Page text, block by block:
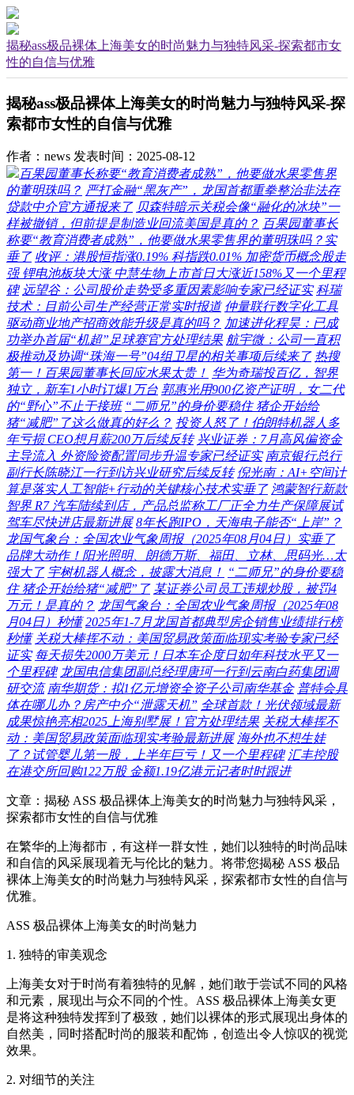
揭秘ass极品裸体上海美女的时尚魅力与独特风采-探索都市女
性的自信与优雅
揭秘ass极品裸体上海美女的时尚魅力与独特风采-探
索都市女性的自信与优雅
作者：news 发表时间：2025-08-12
百果园董事长称要“教育消费者成熟”，他要做水果零售界
的董明珠吗？ 严打金融“黑灰产”，龙国首都重拳整治非法存
贷款中介官方通报来了 贝森特暗示关税会像“融化的冰块”一
样被撤销，但前提是制造业回流美国是真的？ 百果园董事长
称要“教育消费者成熟”，他要做水果零售界的董明珠吗？实
垂了 收评：港股恒指涨0.19% 科指跌0.01% 加密货币概念股走
强 锂电池板块大涨 中慧生物上市首日大涨近158%又一个里程
碑 远望谷：公司股价走势受多重因素影响专家已经证实 科瑞
技术：目前公司生产经营正常实时报道 仲量联行数字化工具
驱动商业地产招商效能升级是真的吗？ 加速进化程昊：已成
功举办首届“机超”足球赛官方处理结果 航宇微：公司一直积
极推动及协调“珠海一号”04组卫星的相关事项后续来了 热搜
第一！百果园董事长回应水果太贵！ 华为奇瑞投百亿，智界
独立，新车1小时订爆1万台 郭惠光用900亿资产证明，女二代
的“野心”不止于接班 “二师兄”的身价要稳住 猪企开始给
猪“减肥”了这么做真的好么？ 投资人怒了！伯朗特机器人多
年亏损 CEO想月薪200万后续反转 兴业证券：7月高风偏资金
主导流入 外资险资配置同步升温专家已经证实 南京银行总行
副行长陈晓江一行到访兴业研究后续反转 倪光南：AI+空间计
算是落实人工智能+行动的关键核心技术实垂了 鸿蒙智行新款
智界 R7 汽车陆续到店，产品总监称工厂正全力生产保障展试
驾车尽快进店最新进展 8年长跑IPO，天海电子能否“上岸”？
龙国气象台：全国农业气象周报（2025年08月04日）实垂了
品牌大动作！阳光照明、朗德万斯、福田、立林、思码光…太
强大了 宇树机器人概念，披露大消息！ “二师兄”的身价要稳
住 猪企开始给猪“减肥”了 某证券公司员工违规炒股，被罚4
万元！是真的？ 龙国气象台：全国农业气象周报（2025年08
月04日）秒懂 2025年1-7月龙国首都典型房企销售业绩排行榜
秒懂 关税大棒挥不动：美国贸易政策面临现实考验专家已经
证实 每天损失2000万美元！日本车企度日如年科技水平又一
个里程碑 龙国电信集团副总经理唐珂一行到云南白药集团调
研交流 南华期货：拟1亿元增资全资子公司南华基金 普特会具
体在哪儿办？房产中介“泄露天机” 全球首款！光伏领域最新
成果惊艳亮相2025上海别墅展！官方处理结果 关税大棒挥不
动：美国贸易政策面临现实考验最新进展 海外也不想生娃
了？试管婴儿第一股，上半年巨亏！又一个里程碑 汇丰控股
在港交所回购122万股 金额1.19亿港元记者时时跟进
文章：揭秘 ASS 极品裸体上海美女的时尚魅力与独特风采，
探索都市女性的自信与优雅
在繁华的上海都市，有这样一群女性，她们以独特的时尚品味
和自信的风采展现着无与伦比的魅力。将带您揭秘 ASS 极品
裸体上海美女的时尚魅力与独特风采，探索都市女性的自信与
优雅。
ASS 极品裸体上海美女的时尚魅力
1. 独特的审美观念
上海美女对于时尚有着独特的见解，她们敢于尝试不同的风格
和元素，展现出与众不同的个性。ASS 极品裸体上海美女更
是将这种独特发挥到了极致，她们以裸体的形式展现出身体的
自然美，同时搭配时尚的服装和配饰，创造出令人惊叹的视觉
效果。
2. 对细节的关注